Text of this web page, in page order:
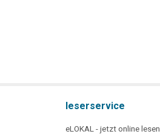
leserservice
eLOKAL - jetzt online lesen